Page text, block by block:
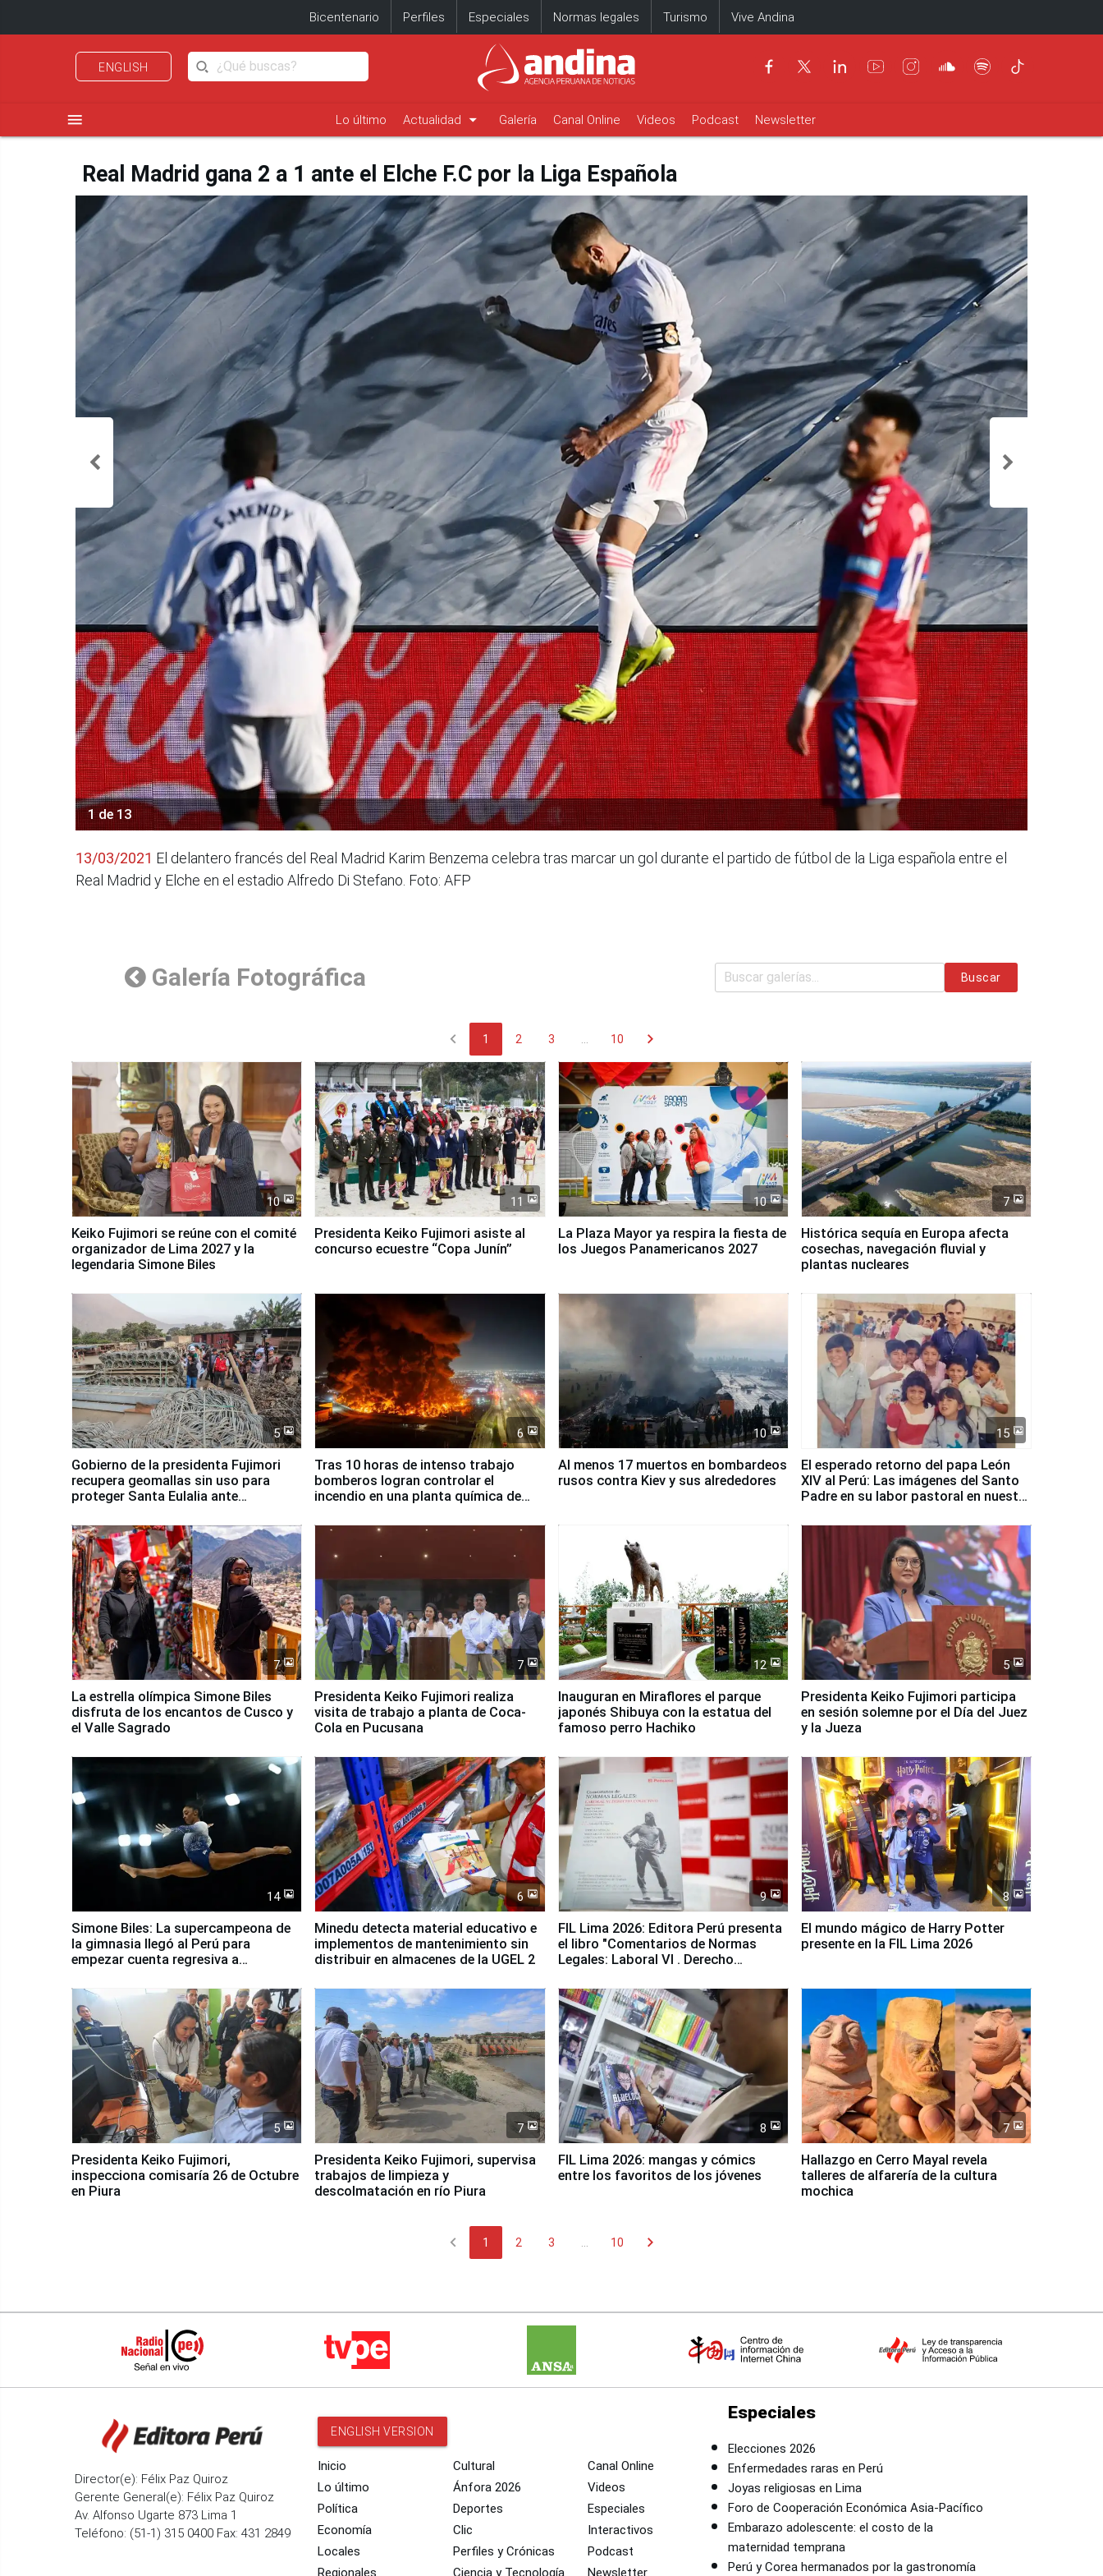
Bicentenario Perfiles Especiales Normas legales Turismo Vive Andina
ENGLISH
menu Lo último Actualidad arrow_drop_down Galería Canal Online Videos Podcast Newsletter
Real Madrid gana 2 a 1 ante el Elche F.C por la Liga Española
1 de 13
13/03/2021 El delantero francés del Real Madrid Karim Benzema celebra tras marcar un gol durante el partido de fútbol de la Liga española entre el
Real Madrid y Elche en el estadio Alfredo Di Stefano. Foto: AFP
Galería Fotográfica Buscar
chevron_left 1 2 3 10 chevron_right
10
Keiko Fujimori se reúne con el comité
organizador de Lima 2027 y la
legendaria Simone Biles
11
Presidenta Keiko Fujimori asiste al
concurso ecuestre “Copa Junín”
10
La Plaza Mayor ya respira la fiesta de
los Juegos Panamericanos 2027
7
Histórica sequía en Europa afecta
cosechas, navegación fluvial y
plantas nucleares
5
Gobierno de la presidenta Fujimori
recupera geomallas sin uso para
proteger Santa Eulalia ante
6
Tras 10 horas de intenso trabajo
bomberos logran controlar el
incendio en una planta química de
10
Al menos 17 muertos en bombardeos
rusos contra Kiev y sus alrededores
15
El esperado retorno del papa León
XIV al Perú: Las imágenes del Santo
Padre en su labor pastoral en nuestro
7
La estrella olímpica Simone Biles
disfruta de los encantos de Cusco y
el Valle Sagrado
7
Presidenta Keiko Fujimori realiza
visita de trabajo a planta de Coca-
Cola en Pucusana
12
Inauguran en Miraflores el parque
japonés Shibuya con la estatua del
famoso perro Hachiko
5
Presidenta Keiko Fujimori participa
en sesión solemne por el Día del Juez
y la Jueza
14
Simone Biles: La supercampeona de
la gimnasia llegó al Perú para
empezar cuenta regresiva a
6
Minedu detecta material educativo e
implementos de mantenimiento sin
distribuir en almacenes de la UGEL 2
9
FIL Lima 2026: Editora Perú presenta
el libro "Comentarios de Normas
Legales: Laboral Vl . Derecho
8
El mundo mágico de Harry Potter
presente en la FIL Lima 2026
5
Presidenta Keiko Fujimori,
inspecciona comisaría 26 de Octubre
en Piura
7
Presidenta Keiko Fujimori, supervisa
trabajos de limpieza y
descolmatación en río Piura
8
FIL Lima 2026: mangas y cómics
entre los favoritos de los jóvenes
7
Hallazgo en Cerro Mayal revela
talleres de alfarería de la cultura
mochica
chevron_left 1 2 3 10 chevron_right
Director(e): Félix Paz Quiroz
Gerente General(e): Félix Paz Quiroz
Av. Alfonso Ugarte 873 Lima 1
Teléfono: (51-1) 315 0400 Fax: 431 2849
ENGLISH VERSION
Inicio
Lo último
Política
Economía
Locales
Regionales
Cultural
Ánfora 2026
Deportes
Clic
Perfiles y Crónicas
Ciencia y Tecnología
Canal Online
Videos
Especiales
Interactivos
Podcast
Newsletter
Especiales
Elecciones 2026
Enfermedades raras en Perú
Joyas religiosas en Lima
Foro de Cooperación Económica Asia-Pacífico
Embarazo adolescente: el costo de la
maternidad temprana
Perú y Corea hermanados por la gastronomía